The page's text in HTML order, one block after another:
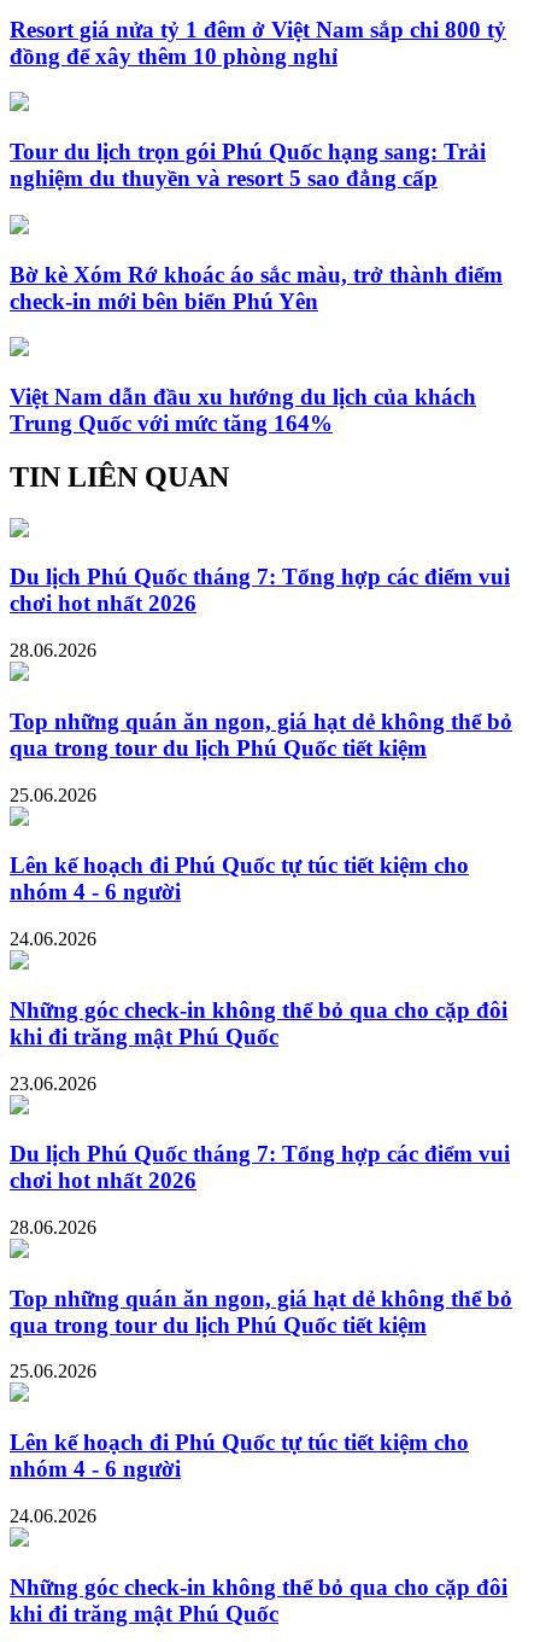
Resort giá nửa tỷ 1 đêm ở Việt Nam sắp chi 800 tỷ
đồng để xây thêm 10 phòng nghỉ
Tour du lịch trọn gói Phú Quốc hạng sang: Trải
nghiệm du thuyền và resort 5 sao đẳng cấp
Bờ kè Xóm Rớ khoác áo sắc màu, trở thành điểm
check-in mới bên biển Phú Yên
Việt Nam dẫn đầu xu hướng du lịch của khách
Trung Quốc với mức tăng 164%
TIN LIÊN QUAN
Du lịch Phú Quốc tháng 7: Tổng hợp các điểm vui
chơi hot nhất 2026
28.06.2026
Top những quán ăn ngon, giá hạt dẻ không thể bỏ
qua trong tour du lịch Phú Quốc tiết kiệm
25.06.2026
Lên kế hoạch đi Phú Quốc tự túc tiết kiệm cho
nhóm 4 - 6 người
24.06.2026
Những góc check-in không thể bỏ qua cho cặp đôi
khi đi trăng mật Phú Quốc
23.06.2026
Du lịch Phú Quốc tháng 7: Tổng hợp các điểm vui
chơi hot nhất 2026
28.06.2026
Top những quán ăn ngon, giá hạt dẻ không thể bỏ
qua trong tour du lịch Phú Quốc tiết kiệm
25.06.2026
Lên kế hoạch đi Phú Quốc tự túc tiết kiệm cho
nhóm 4 - 6 người
24.06.2026
Những góc check-in không thể bỏ qua cho cặp đôi
khi đi trăng mật Phú Quốc